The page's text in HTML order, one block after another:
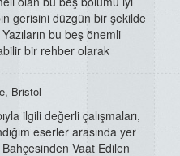
gerisini düzgün bir şekilde
bu beş önemli
bir rehber olarak
Bristol
ilgili değerli çalışmaları,
eserler arasında yer
Bahçesinden Vaat Edilen